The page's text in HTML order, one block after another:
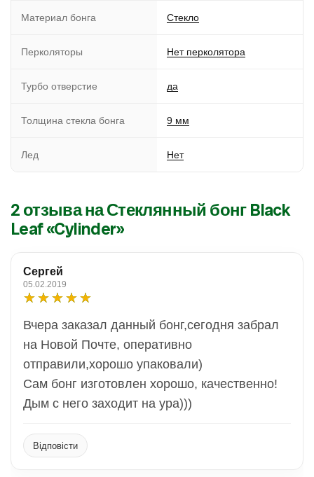
Материал бонга Стекло
Перколяторы Нет перколятора
Турбо отверстие да
Толщина стекла бонга 9 мм
Лед Нет
2 отзыва наСтеклянный бонг Black
Leaf «Cylinder»
Сергей
05.02.2019
Вчера заказал данный бонг,сегодня забрал
на Новой Почте, оперативно
отправили,хорошо упаковали)
Сам бонг изготовлен хорошо, качественно!
Дым с него заходит на ура)))
Відповісти